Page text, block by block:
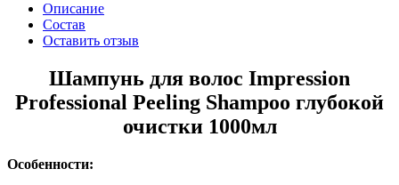
Описание
Состав
Оставить отзыв
Шампунь для волос Impression
Professional Peeling Shampoo глубокой
очистки 1000мл
Особенности: